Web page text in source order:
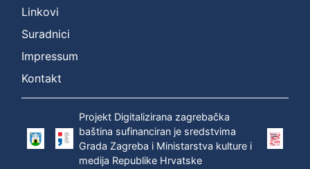
Linkovi
Suradnici
Impressum
Kontakt
Projekt Digitalizirana zagrebačka
baština sufinanciran je sredstvima
Grada Zagreba i Ministarstva kulture i
medija Republike Hrvatske